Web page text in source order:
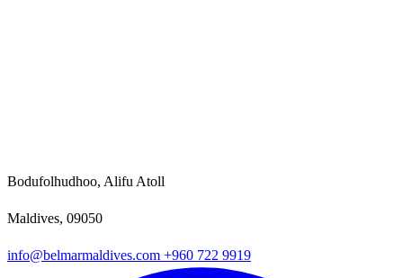
Bodufolhudhoo, Alifu Atoll
Maldives, 09050
info@belmarmaldives.com +960 722 9919